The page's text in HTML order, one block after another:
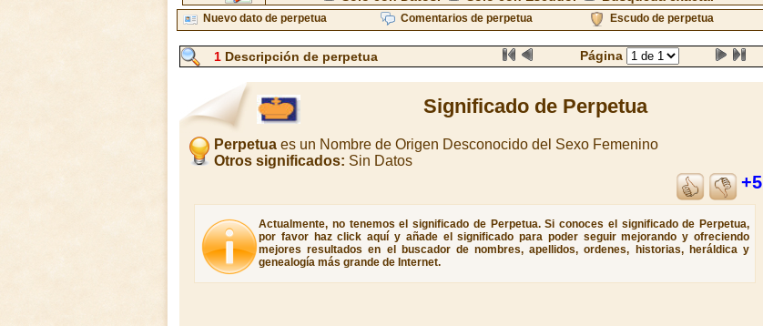
Nuevo dato de perpetua Comentarios de perpetua Escudo de perpetua
1Descripción de perpetua Página
Significado de Perpetua
Perpetua es un Nombre de Origen Desconocido del Sexo Femenino
Otros significados: Sin Datos
+5
Actualmente, no tenemos el significado de Perpetua. Si conoces el significado de Perpetua,
por favor haz click aquí y añade el significado para poder seguir mejorando y ofreciendo
mejores resultados en el buscador de nombres, apellidos, ordenes, historias, heráldica y
genealogía más grande de Internet.